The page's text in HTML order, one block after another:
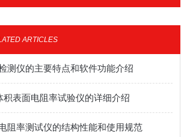
ARTICLES
测仪的主要特点和软件功能介绍
积表面电阻率试验仪的详细介绍
阻率测试仪的结构性能和使用规范